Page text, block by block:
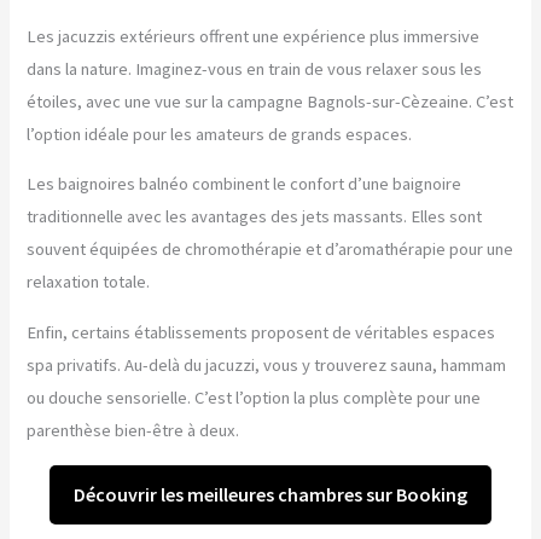
Les jacuzzis extérieurs offrent une expérience plus immersive
dans la nature. Imaginez-vous en train de vous relaxer sous les
étoiles, avec une vue sur la campagne Bagnols-sur-Cèzeaine. C’est
l’option idéale pour les amateurs de grands espaces.
Les baignoires balnéo combinent le confort d’une baignoire
traditionnelle avec les avantages des jets massants. Elles sont
souvent équipées de chromothérapie et d’aromathérapie pour une
relaxation totale.
Enfin, certains établissements proposent de véritables espaces
spa privatifs. Au-delà du jacuzzi, vous y trouverez sauna, hammam
ou douche sensorielle. C’est l’option la plus complète pour une
parenthèse bien-être à deux.
Découvrir les meilleures chambres sur Booking